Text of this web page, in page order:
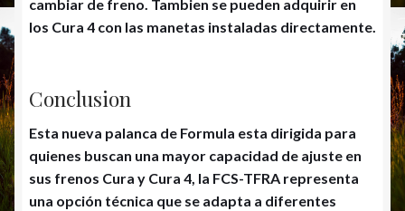
cambiar de freno. Tambien se pueden adquirir en
los Cura 4 con las manetas instaladas directamente.
Conclusion
Esta nueva palanca de Formula esta dirigida para
quienes buscan una mayor capacidad de ajuste en
sus frenos Cura y Cura 4, la FCS-TFRA representa
una opción técnica que se adapta a diferentes